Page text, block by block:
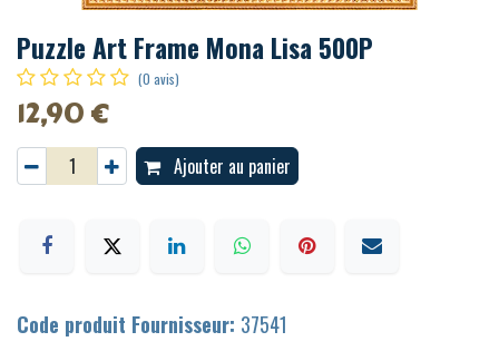
Puzzle Art Frame Mona Lisa 500P
(0 avis)
12,90€
Ajouter au panier
Code produit Fournisseur: 37541